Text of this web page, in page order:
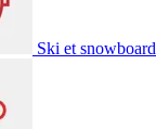
Ski et snowboard